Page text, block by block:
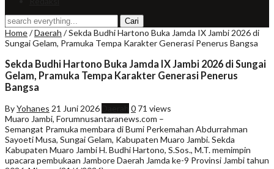
Home/Daerah /Sekda Budhi Hartono Buka Jamda IX Jambi 2026 di
Sungai Gelam, Pramuka Tempa Karakter Generasi Penerus Bangsa
Sekda Budhi Hartono Buka Jamda IX Jambi 2026 di Sungai
Gelam, Pramuka Tempa Karakter Generasi Penerus
Bangsa
ByYohanes 21 Juni 2026 0 71 views
Muaro Jambi, Forumnusantaranews.com –
Semangat Pramuka membara di Bumi Perkemahan Abdurrahman
Sayoeti Musa, Sungai Gelam, Kabupaten Muaro Jambi. Sekda
Kabupaten Muaro Jambi H. Budhi Hartono, S.Sos., M.T. memimpin
upacara pembukaan Jambore Daerah Jamda ke-9 Provinsi Jambi tahun